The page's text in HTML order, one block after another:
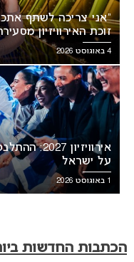
“אני צריכה לשתף
זוכת האירוויזיון
4 באוגוסט 2026
על ישראל
1 באוגוסט 2026
הכתבות החדשות